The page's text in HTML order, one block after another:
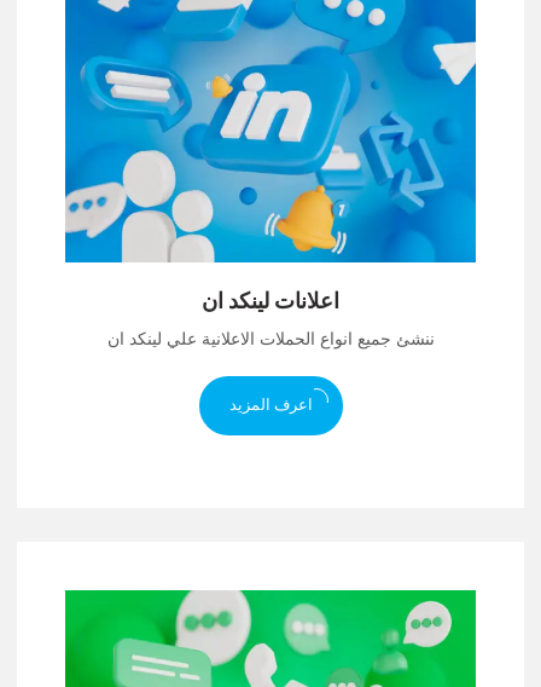
اعلانات لينكد ان
ننشئ جميع انواع الحملات الاعلانية علي لينكد ان
اعرف المزيد